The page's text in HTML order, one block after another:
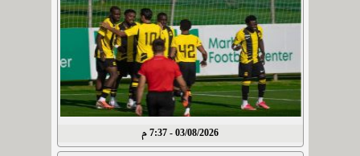
03/08/2026 - 7:37 م